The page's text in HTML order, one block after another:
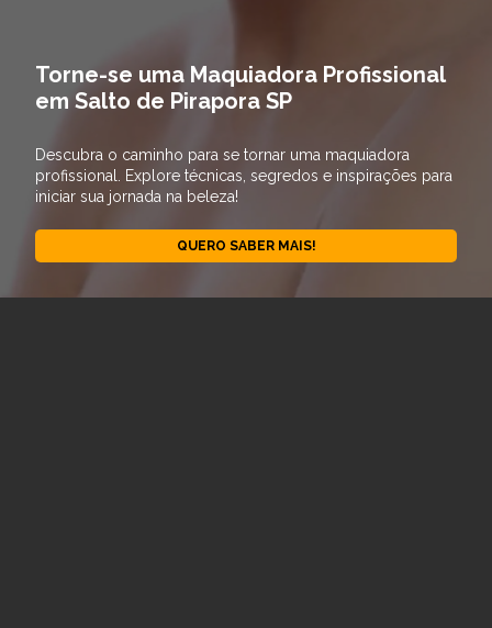
Torne-se uma Maquiadora Profissional
em Salto de Pirapora SP
Descubra o caminho para se tornar uma maquiadora
profissional. Explore técnicas, segredos e inspirações para
iniciar sua jornada na beleza!
QUERO SABER MAIS!